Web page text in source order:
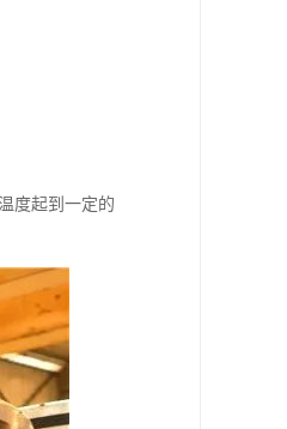
度起到一定的